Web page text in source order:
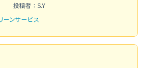
投稿者：S.Y
ーンサービス